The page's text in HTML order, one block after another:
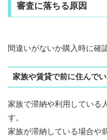
審査に落ちる原因
間違いがないか購入時に確
家族や賃貸で前に住んで
家族で滞納や利用している
す。
家族が滞納している場合や